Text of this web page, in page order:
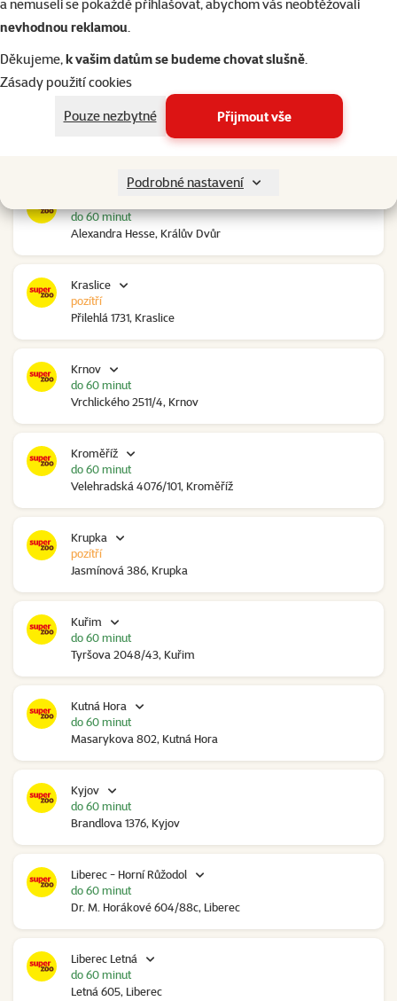
a nemuseli se pokaždé přihlašovat, abychom vás neobtěžovali
nevhodnou reklamou.
Děkujeme,k vašim datům se budeme chovat slušně.
Zásady použití cookies
Pouze nezbytné
Přijmout vše
Podrobné nastavení
Kolín Ovčáry
Ovčáry 304, Ovčáry
Kozomín
Alexandra Hesse, Králův Dvůr
do 60 minut
Kraslice
Přilehlá 1731, Kraslice
pozítří
Krnov
Vrchlického 2511/4, Krnov
do 60 minut
Kroměříž
Velehradská 4076/101, Kroměříž
do 60 minut
Krupka
Jasmínová 386, Krupka
pozítří
Kuřim
Tyršova 2048/43, Kuřim
do 60 minut
Kutná Hora
Masarykova 802, Kutná Hora
do 60 minut
Kyjov
Brandlova 1376, Kyjov
do 60 minut
Liberec - Horní Růžodol
Dr. M. Horákové 604/88c, Liberec
do 60 minut
Liberec Letná
Letná 605, Liberec
do 60 minut